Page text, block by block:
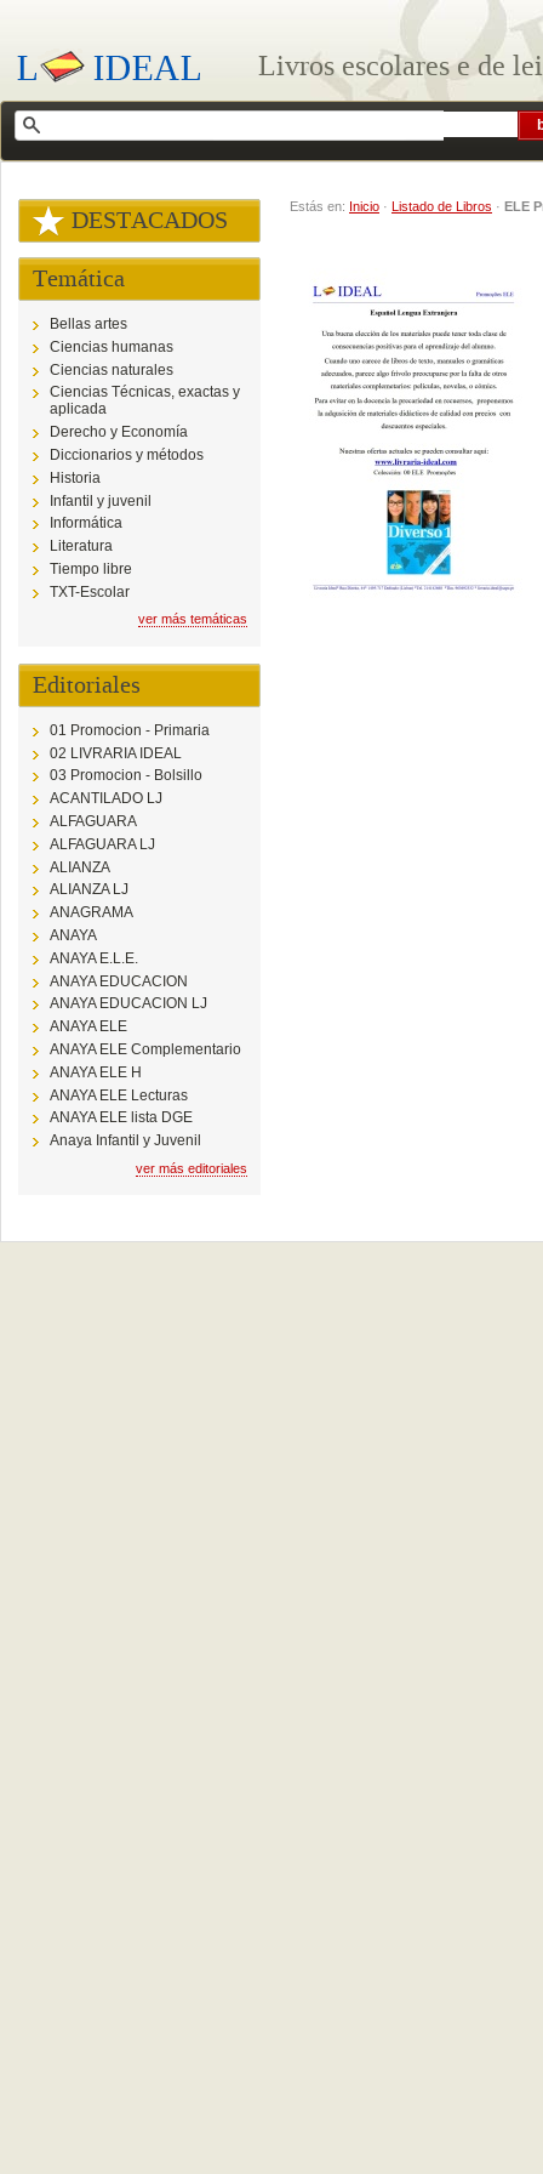
Livros escolares e de
DESTACADOS
Temática
Bellas artes
Ciencias humanas
Ciencias naturales
Ciencias Técnicas, exactas y
aplicada
Derecho y Economía
Diccionarios y métodos
Historia
Infantil y juvenil
Informática
Literatura
Tiempo libre
TXT-Escolar
ver más temáticas
Editoriales
01 Promocion - Primaria
02 LIVRARIA IDEAL
03 Promocion - Bolsillo
ACANTILADO LJ
ALFAGUARA
ALFAGUARA LJ
ALIANZA
ALIANZA LJ
ANAGRAMA
ANAYA
ANAYA E.L.E.
ANAYA EDUCACION
ANAYA EDUCACION LJ
ANAYA ELE
ANAYA ELE Complementario
ANAYA ELE H
ANAYA ELE Lecturas
ANAYA ELE lista DGE
Anaya Infantil y Juvenil
ver más editoriales
Estás en: Inicio · Listado de Libros · ELE